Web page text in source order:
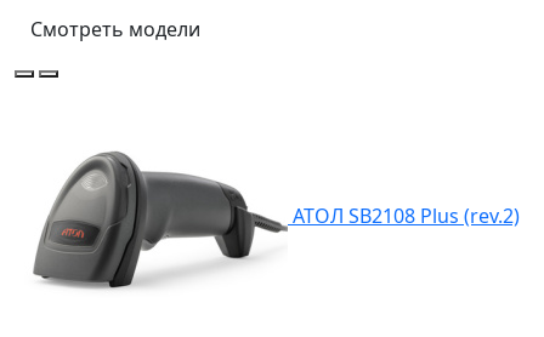
Смотреть модели
АТОЛ SB2108 Plus (rev.2)